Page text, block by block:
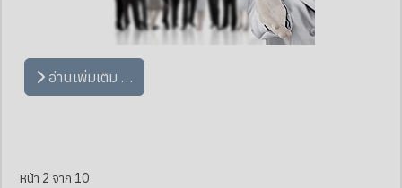
อ่านเพิ่มเติม …
หน้า 2 จาก 10